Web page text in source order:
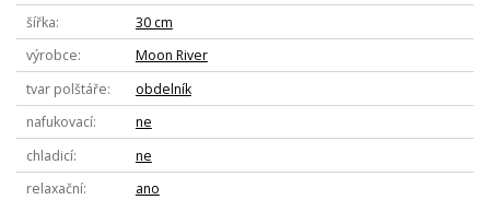
šířka
30 cm
výrobce
Moon River
tvar polštáře
obdelník
nafukovací
ne
chladicí
ne
relaxační
ano